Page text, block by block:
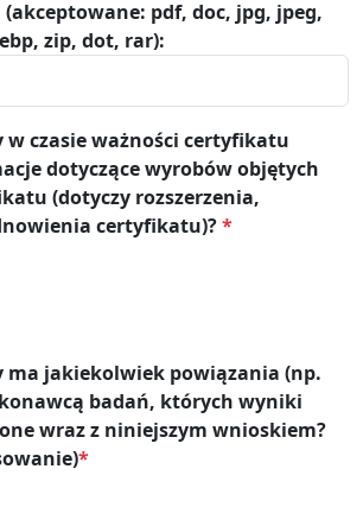
(akceptowane: pdf, doc, jpg, jpeg,
zip, dot, rar):
w czasie ważności certyfikatu
dotyczące wyrobów objętych
(dotyczy rozszerzenia,
certyfikatu)?*
ma jakiekolwiek powiązania (np.
badań, których wyniki
wraz z niniejszym wnioskiem?
*